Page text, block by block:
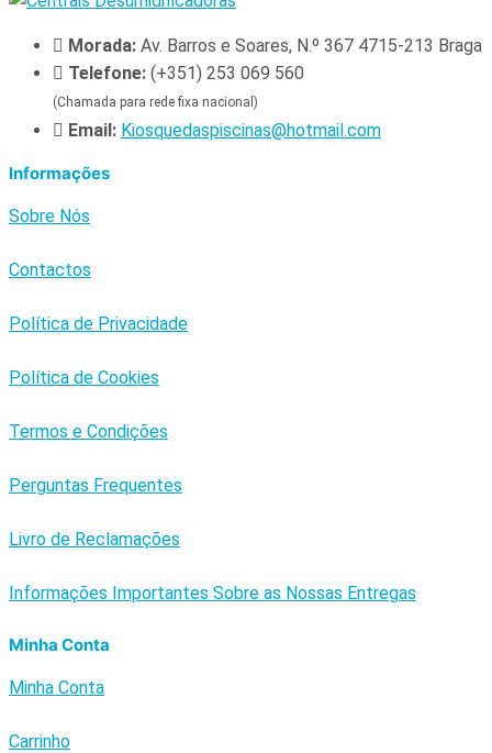
Morada: Av. Barros e Soares, N.º 367 4715-213 Braga
Telefone: (+351) 253 069 560
(Chamada para rede fixa nacional)
Email: Kiosquedaspiscinas@hotmail.com
Informações
Sobre Nós
Contactos
Política de Privacidade
Política de Cookies
Termos e Condições
Perguntas Frequentes
Livro de Reclamações
Informações Importantes Sobre as Nossas Entregas
Minha Conta
Minha Conta
Carrinho